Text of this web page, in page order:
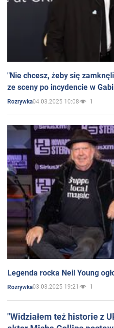
"Nie chcesz, żeby się
ze sceny po incydencie w
Rozrywka04.03.2025 10:08 1
Legenda rocka Neil Young
Rozrywka03.03.2025 19:21 1
"Widziałem też historie z